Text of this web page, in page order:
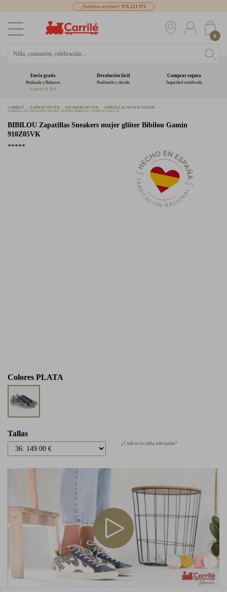
¿Podemos ayudarte? 976 221 971
0
Envío gratis
Península y Baleares
A partir de 39 €
Devolución fácil
Pruébatelo y decide
Comprar segura
Seguridad certificada
CARRILÉ ZAPATOS MUJER SNEAKERS MUJER
ZAPATILLAS MUJER VESTIR
ZAPATILLAS SNEAKERS MUJER GLIITER BIBILOU GAMIN 910Z05VK
BIBILOU Zapatillas Sneakers mujer gliiter Bibilou Gamin
910Z05VK
*****
Colores PLATA
Tallas
¿Cuál es la talla adecuada?